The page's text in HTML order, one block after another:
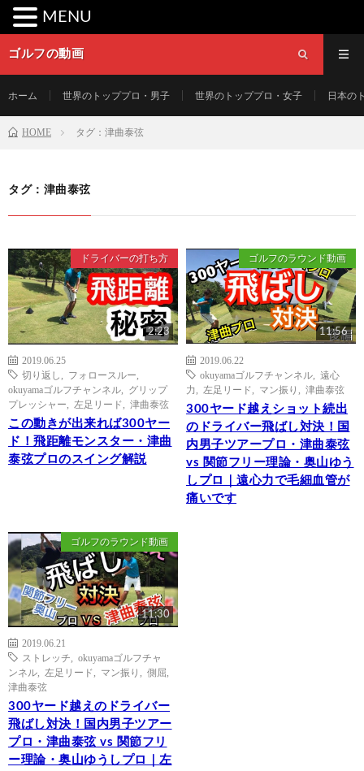
ゴルフの動画
ホーム 世界のトッププロ・男子 世界のトッププロ・女子 日本の
HOME タグ：津曲泰弦
タグ：津曲泰弦
ドライバーの打ち方
2:23
2019.06.25
切り返し
フォロースルー
okuyamaゴルフチャンネル
グリップ
プレッシャー
左足リード 津曲泰弦
この動きが出来れば300ヤー
ド！飛距離モンスター・津曲
泰弦プロのスイング解説
ゴルフのラウンド動画
11:56
2019.06.22
okuyamaゴルフチャンネル
遠心
力
左足リード マン振り 津曲泰弦
300ヤード越えショット続出
のドライバー飛ばし対決！国
内男子ツアープロ・津曲泰弦
vs 関節フリー理論・奥山ゆう
しプロ｜遠心力で毛細血管が
痛いです
ゴルフのラウンド動画
11:30
2019.06.21
ストレッチ
okuyamaゴルフチャ
ンネル
左足リード マン振り 側屈
津曲泰弦
300ヤード越えのドライバー
飛ばし対決！国内男子ツアー
プロ・津曲泰弦 vs 関節フリ
ー理論・奥山ゆうしプロ｜左
MENU